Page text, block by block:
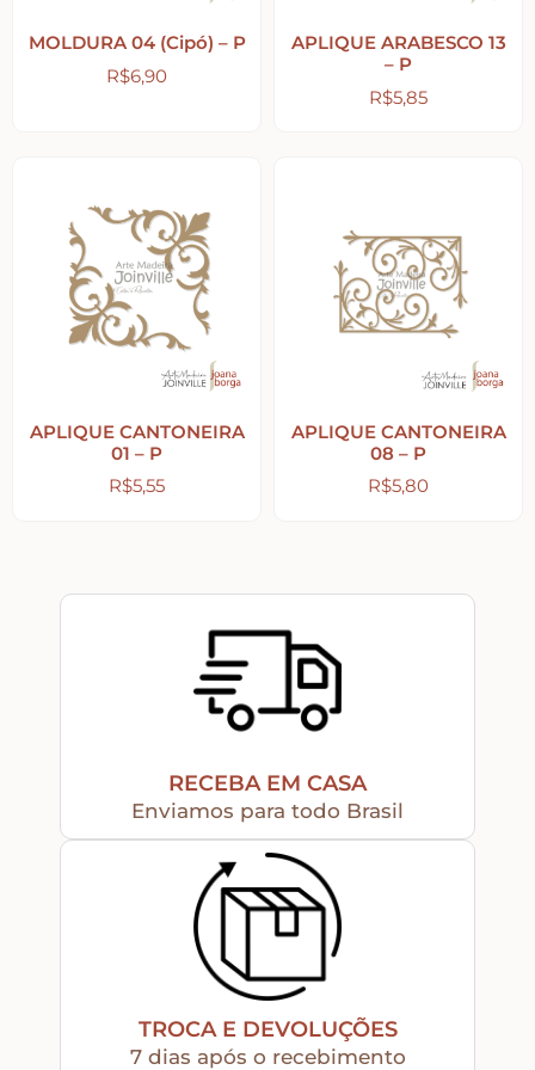
Jardim – Garden – Pássaros – Borboletas –
Pet – Animais
Placas de MDF
Mesa Posta Coração
Amor – Love – Coração
Farmácia – medicamentos – remédios
Bonecas Tildas
Apliques em Geral
Viagem – Relógios – Engrenagens – Cinema
MOLDURA 04 (Cipó) – P
R$6,90
APLIQUE ARABESCO 13
– P
R$5,85
APLIQUE CANTONEIRA
01 – P
R$5,55
APLIQUE CANTONEIRA
08 – P
R$5,80
RECEBA EM CASA
Enviamos para todo Brasil
TROCA E DEVOLUÇÕES
7 dias após o recebimento